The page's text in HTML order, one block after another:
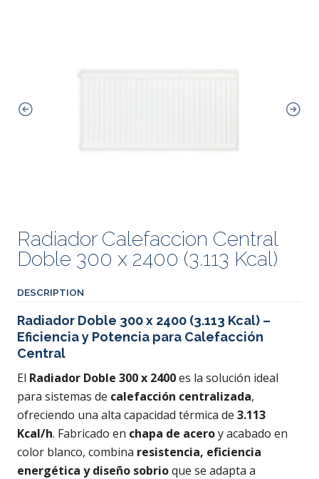
Radiador Calefaccion Central
Doble 300 x 2400 (3.113 Kcal)
DESCRIPTION
Radiador Doble 300 x 2400 (3.113 Kcal) –
Eficiencia y Potencia para Calefacción
Central
El Radiador Doble 300 x 2400es la solución ideal
para sistemas de calefacción centralizada,
ofreciendo una alta capacidad térmica de 3.113
Kcal/h. Fabricado en chapa de aceroy acabado en
color blanco, combina resistencia, eficiencia
energética y diseño sobrioque se adapta a